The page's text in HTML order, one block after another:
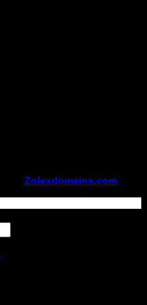
Zolexdomains.com